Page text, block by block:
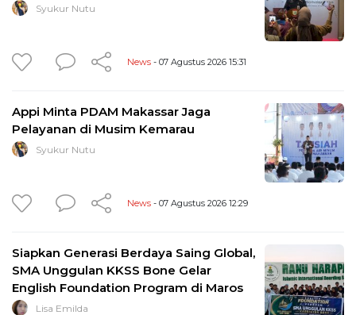
Syukur Nutu
News - 07 Agustus 2026 15:31
Appi Minta PDAM Makassar Jaga
Pelayanan di Musim Kemarau
Syukur Nutu
News - 07 Agustus 2026 12:29
Siapkan Generasi Berdaya Saing Global,
SMA Unggulan KKSS Bone Gelar
English Foundation Program di Maros
Lisa Emilda